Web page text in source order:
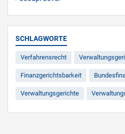
SCHLAGWORTE
Verfahrensrecht
Finanzgerichtsbarkeit
Verwaltungsgerichte